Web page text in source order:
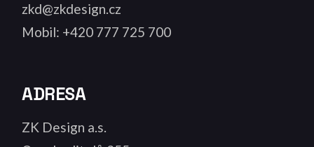
zkd@zkdesign.cz
Mobil: +420 777 725 700
ADRESA
ZK Design a.s.